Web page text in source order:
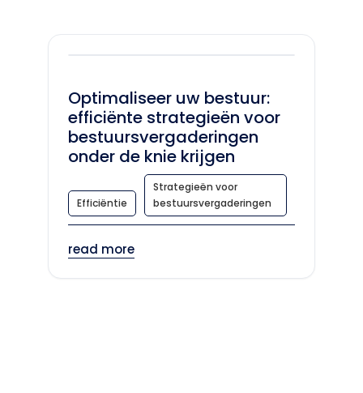
Optimaliseer uw bestuur:
efficiënte strategieën voor
bestuursvergaderingen
onder de knie krijgen
Efficiëntie
Strategieën voor
bestuursvergaderingen
read more